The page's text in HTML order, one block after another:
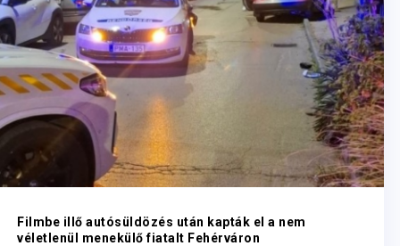
Filmbe illő autósüldözés után kapták el a nem
véletlenül menekülő fiatalt Fehérváron